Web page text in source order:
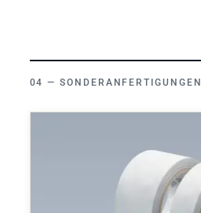
SONDERANFERTIGUNGEN